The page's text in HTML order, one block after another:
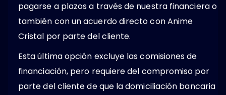
pagarse a plazos a través de nuestra financiera o
también con un acuerdo directo con Anime
Cristal por parte del cliente.
Esta última opción excluye las comisiones de
financiación, pero requiere del compromiso por
parte del cliente de que la domiciliación bancaria